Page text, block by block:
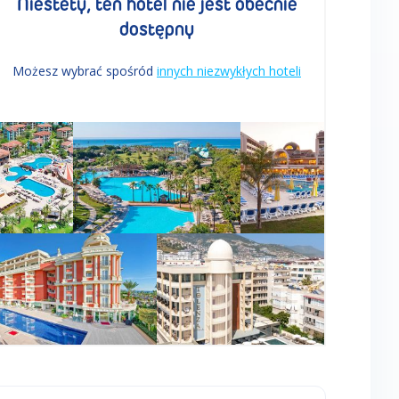
Niestety, ten hotel nie jest obecnie
dostępny
Możesz wybrać spośród innych niezwykłych hoteli